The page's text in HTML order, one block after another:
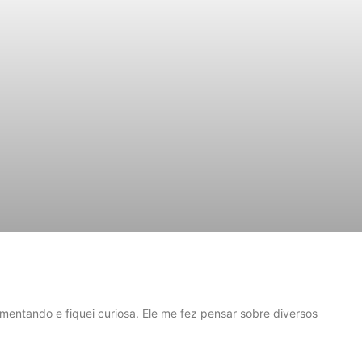
e fiquei curiosa. Ele me fez pensar sobre diversos